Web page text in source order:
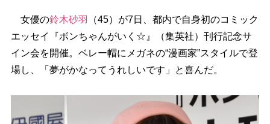
女優の鈴木砂羽
（45）が7日、都内で自身初のコミック
エッセイ『ボンちゃんがいく☆』（集英社）刊行記念サ
イン会を開催。ベレー帽にメガネの“漫画家”スタイルで登
場し、「夢がかなってうれしいです」と喜んだ。